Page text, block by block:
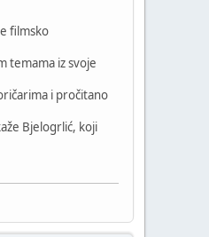
filmsko
temama iz svoje
i pročitano
Bjelogrlić, koji